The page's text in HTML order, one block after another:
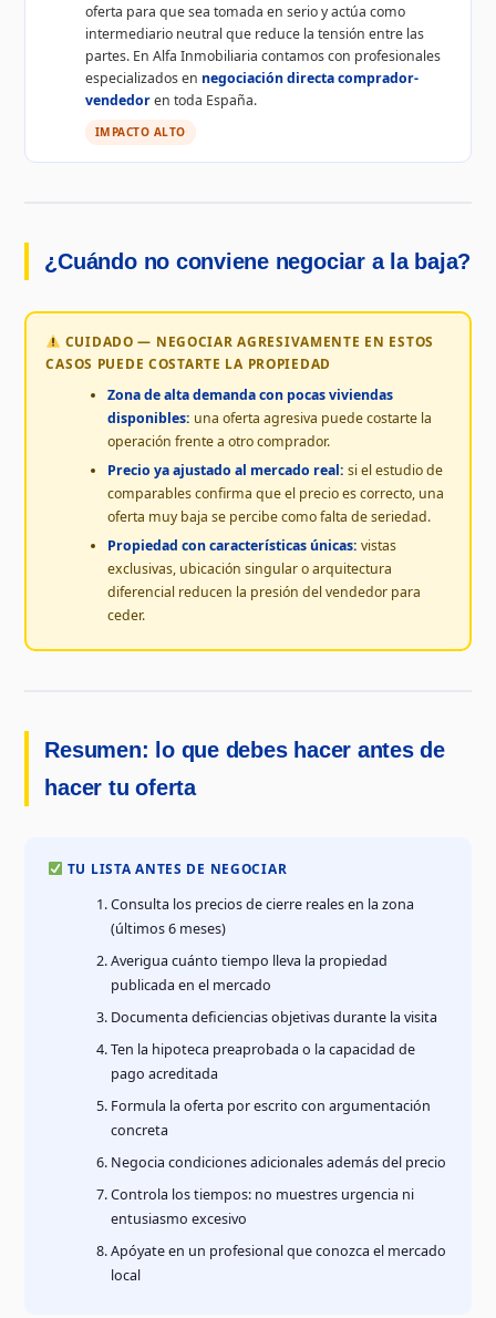
oferta para que sea tomada en serio y actúa como
intermediario neutral que reduce la tensión entre las
partes. En Alfa Inmobiliaria contamos con profesionales
especializados en negociación directa comprador-
vendedoren toda España.
IMPACTO ALTO
¿Cuándo no conviene negociar a la baja?
CUIDADO — NEGOCIAR AGRESIVAMENTE EN ESTOS
CASOS PUEDE COSTARTE LA PROPIEDAD
Zona de alta demanda con pocas viviendas
disponibles: una oferta agresiva puede costarte la
operación frente a otro comprador.
Precio ya ajustado al mercado real: si el estudio de
comparables confirma que el precio es correcto, una
oferta muy baja se percibe como falta de seriedad.
Propiedad con características únicas: vistas
exclusivas, ubicación singular o arquitectura
diferencial reducen la presión del vendedor para
ceder.
Resumen: lo que debes hacer antes de
hacer tu oferta
TU LISTA ANTES DE NEGOCIAR
Consulta los precios de cierre reales en la zona
(últimos 6 meses)
Averigua cuánto tiempo lleva la propiedad
publicada en el mercado
Documenta deficiencias objetivas durante la visita
Ten la hipoteca preaprobada o la capacidad de
pago acreditada
Formula la oferta por escrito con argumentación
concreta
Negocia condiciones adicionales además del precio
Controla los tiempos: no muestres urgencia ni
entusiasmo excesivo
Apóyate en un profesional que conozca el mercado
local